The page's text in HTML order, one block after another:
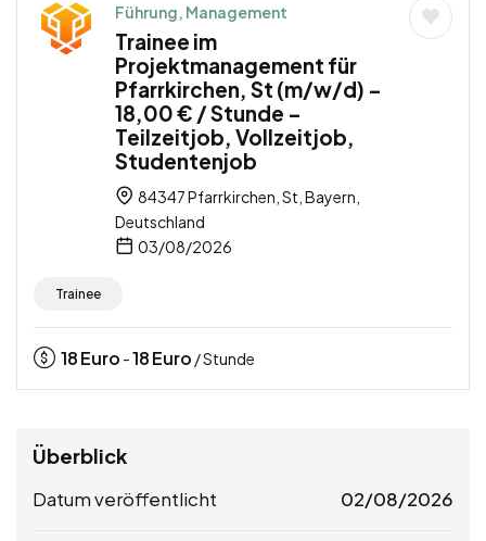
Führung, Management
Trainee im
Projektmanagement für
Pfarrkirchen, St (m/w/d) –
18,00 € / Stunde –
Teilzeitjob, Vollzeitjob,
Studentenjob
84347 Pfarrkirchen, St, Bayern,
Deutschland
03/08/2026
Trainee
18Euro -18Euro / Stunde
Überblick
Datum veröffentlicht 02/08/2026